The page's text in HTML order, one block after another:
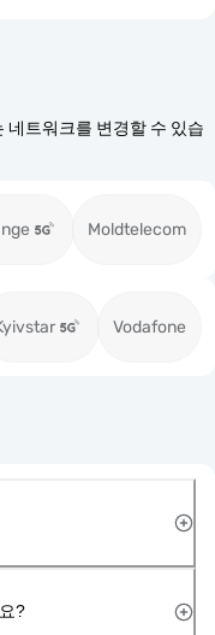
트워크를 변경할 수 있습
Moldtelecom
Vodafone
?